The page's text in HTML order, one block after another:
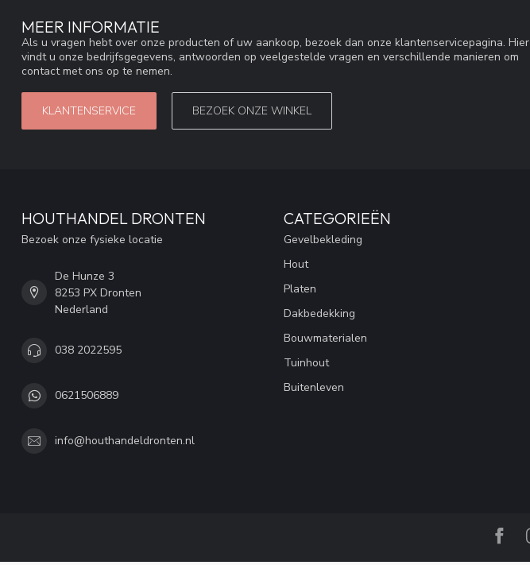
MEER INFORMATIE
Als u vragen hebt over onze producten of uw aankoop, bezoek dan onze klantenservicepagina. Hier
vindt u onze bedrijfsgegevens, antwoorden op veelgestelde vragen en verschillende manieren om
contact met ons op te nemen.
KLANTENSERVICE BEZOEK ONZE WINKEL
HOUTHANDEL DRONTEN
Bezoek onze fysieke locatie
De Hunze 3
8253 PX Dronten
Nederland
038 2022595
0621506889
info@houthandeldronten.nl
CATEGORIEËN
Gevelbekleding
Hout
Platen
Dakbedekking
Bouwmaterialen
Tuinhout
Buitenleven